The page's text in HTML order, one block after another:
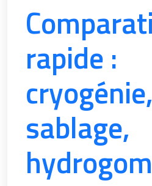
rapide :
cryogénie,
sablage,